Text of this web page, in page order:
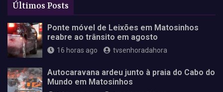
Últimos Posts
Ponte móvel de Leixões em Matosinhos
reabre ao trânsito em agosto
16 horas ago tvsenhoradahora
Autocaravana ardeu junto à praia do Cabo do
Mundo em Matosinhos